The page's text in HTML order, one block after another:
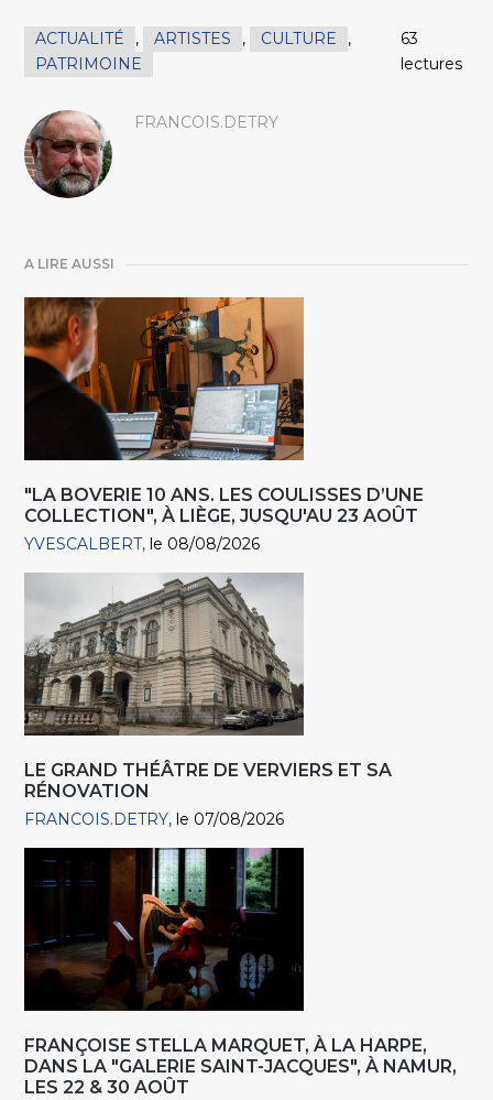
ACTUALITÉ , ARTISTES , CULTURE
,
PATRIMOINE
63
lectures
FRANCOIS.DETRY
A LIRE AUSSI
"LA BOVERIE 10 ANS. LES COULISSES D’UNE
COLLECTION", À LIÈGE, JUSQU'AU 23 AOÛT
YVESCALBERT le 08/08/2026
LE GRAND THÉÂTRE DE VERVIERS ET SA
RÉNOVATION
FRANCOIS.DETRY le 07/08/2026
FRANÇOISE STELLA MARQUET, À LA HARPE,
DANS LA "GALERIE SAINT-JACQUES", À NAMUR,
LES 22 & 30 AOÛT